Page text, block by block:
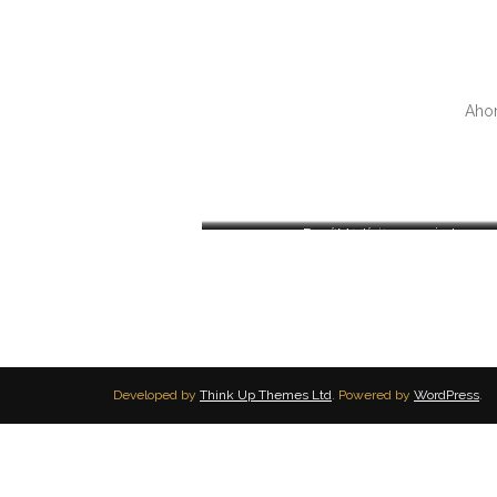
La Vuelta 2022
Daní Martín en concierto
Developed by Think Up Themes Ltd. Powered by WordPress.